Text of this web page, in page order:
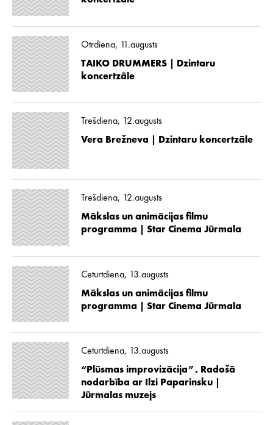
Otrdiena, 11.augusts
TAIKO DRUMMERS | Dzintaru
koncertzāle
Trešdiena, 12.augusts
Vera Brežneva | Dzintaru koncertzāle
Trešdiena, 12.augusts
Mākslas un animācijas filmu
programma | Star Cinema Jūrmala
Ceturtdiena, 13.augusts
Mākslas un animācijas filmu
programma | Star Cinema Jūrmala
Ceturtdiena, 13.augusts
“Plūsmas improvizācija”. Radošā
nodarbība ar Ilzi Paparinsku |
Jūrmalas muzejs